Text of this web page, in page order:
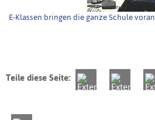
E-Klassen bringen die ganze Schule voran
Teile diese Seite: